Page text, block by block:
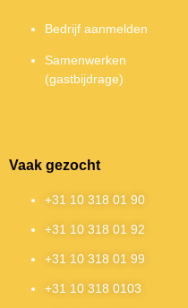
Bedrijf aanmelden
Samenwerken
(gastbijdrage)
Vaak gezocht
+31 10 318 01 90
+31 10 318 01 92
+31 10 318 01 99
+31 10 318 0103